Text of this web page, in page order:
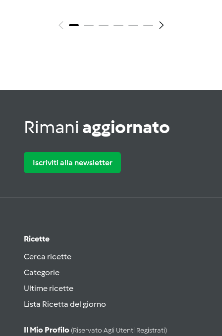
Rimani aggiornato
Iscriviti alla newsletter
Ricette
Cerca ricette
Categorie
Ultime ricette
Lista Ricetta del giorno
Il Mio Profilo (riservato Agli Utenti Registrati)